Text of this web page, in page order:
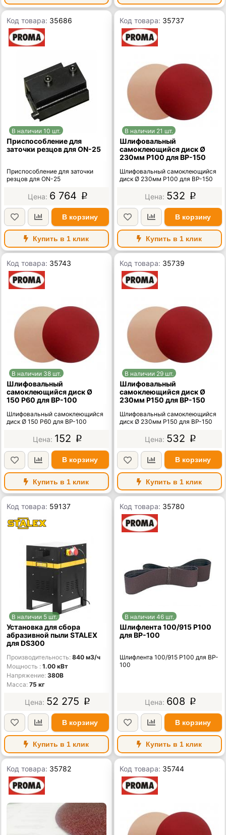
Код товара: 35686
В наличии 10 шт.
Приспособление для
заточки резцов для ON-25
Приспособление для заточки
резцов для ON-25
6 764 p
В корзину
Купить в 1 клик
Код товара: 35737
В наличии 21 шт.
Шлифовальный
самоклеющийся диск Ø
230мм P100 для BP-150
Шлифовальный самоклеющийся
диск Ø 230мм P100 для BP-150
532 p
В корзину
Купить в 1 клик
Код товара: 35743
В наличии 38 шт.
Шлифовальный
самоклеющийся диск Ø
150 Р60 для BP-100
Шлифовальный самоклеющийся
диск Ø 150 Р60 для BP-100
152 p
В корзину
Купить в 1 клик
Код товара: 35739
В наличии 29 шт.
Шлифовальный
самоклеющийся диск Ø
230мм P150 для BP-150
Шлифовальный самоклеющийся
диск Ø 230мм P150 для BP-150
532 p
В корзину
Купить в 1 клик
Код товара: 59137
В наличии 5 шт.
Установка для сбора
абразивной пыли STALEX
для DS300
Производительность 840 м3/ч
Мощность
1.00 кВт
Напряжение 380В
Масса 75 кг
52 275 p
В корзину
Купить в 1 клик
Код товара: 35780
В наличии 46 шт.
Шлифлента 100/915 Р100
для BP-100
Шлифлента 100/915 Р100 для BP-
100
608 p
В корзину
Купить в 1 клик
Код товара: 35782 Код товара: 35744